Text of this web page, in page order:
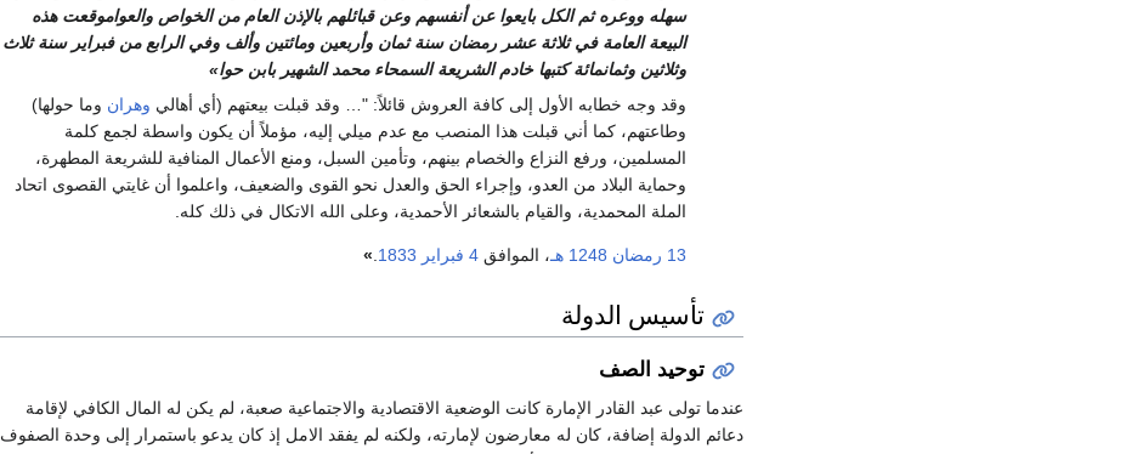
سهله ووعره ثم الكل بايعوا عن أنفسهم وعن قبائلهم بالإذن العام من الخواص والعواموقعت هذه
البيعة العامة في ثلاثة عشر رمضان سنة ثمان وأربعين ومائتين وألف وفي الرابع من فبراير سنة ثلاث
وثلاثين وثمانمائة كتبها خادم الشريعة السمحاء محمد الشهير بابن حوا»
وقد وجه خطابه الأول إلى كافة العروش قائلاً: "… وقد قبلت بيعتهم (أي أهالي وهران وما حولها)
وطاعتهم، كما أني قبلت هذا المنصب مع عدم ميلي إليه، مؤملاً أن يكون واسطة لجمع كلمة
المسلمين، ورفع النزاع والخصام بينهم، وتأمين السبل، ومنع الأعمال المنافية للشريعة المطهرة،
وحماية البلاد من العدو، وإجراء الحق والعدل نحو القوى والضعيف، واعلموا أن غايتي القصوى اتحاد
الملة المحمدية، والقيام بالشعائر الأحمدية، وعلى الله الاتكال في ذلك كله.
13 رمضان 1248 هـ ، الموافق4 فبراير 1833
»
تأسيس الدولة
توحيد الصف
عندما تولى عبد القادر الإمارة كانت الوضعية الاقتصادية والاجتماعية صعبة، لم يكن له المال الكافي لإقامة
دعائم الدولة إضافة، كان له معارضون لإمارته، ولكنه لم يفقد الامل إذ كان يدعو باستمرار إلى وحدة الصفوف